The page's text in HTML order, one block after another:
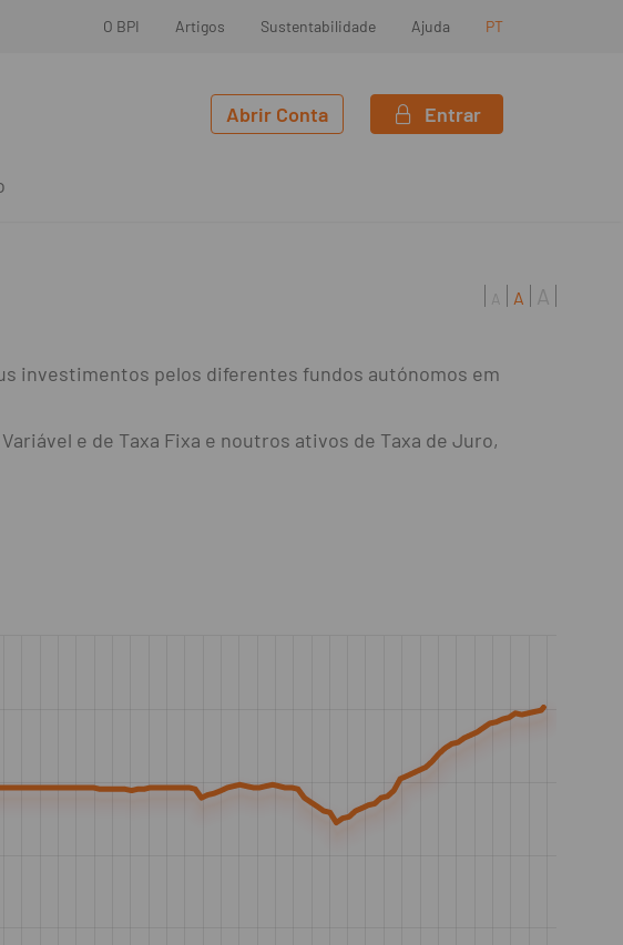
O BPI Artigos Sustentabilidade Ajuda PT
Abrir Conta Entrar
A A A
investimentos pelos diferentes fundos autónomos em
e de Taxa Fixa e noutros ativos de Taxa de Juro,